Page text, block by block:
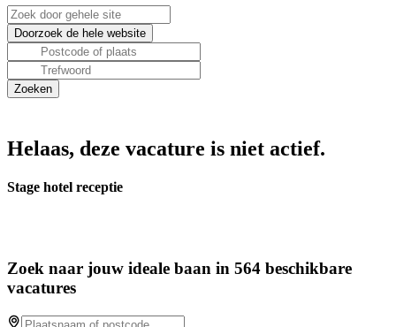
Helaas, deze vacature is niet actief.
Stage hotel receptie
Zoek naar jouw ideale baan in 564 beschikbare
vacatures